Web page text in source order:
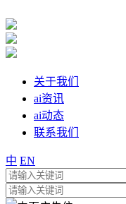
关于我们
ai资讯
ai动态
联系我们
中 EN